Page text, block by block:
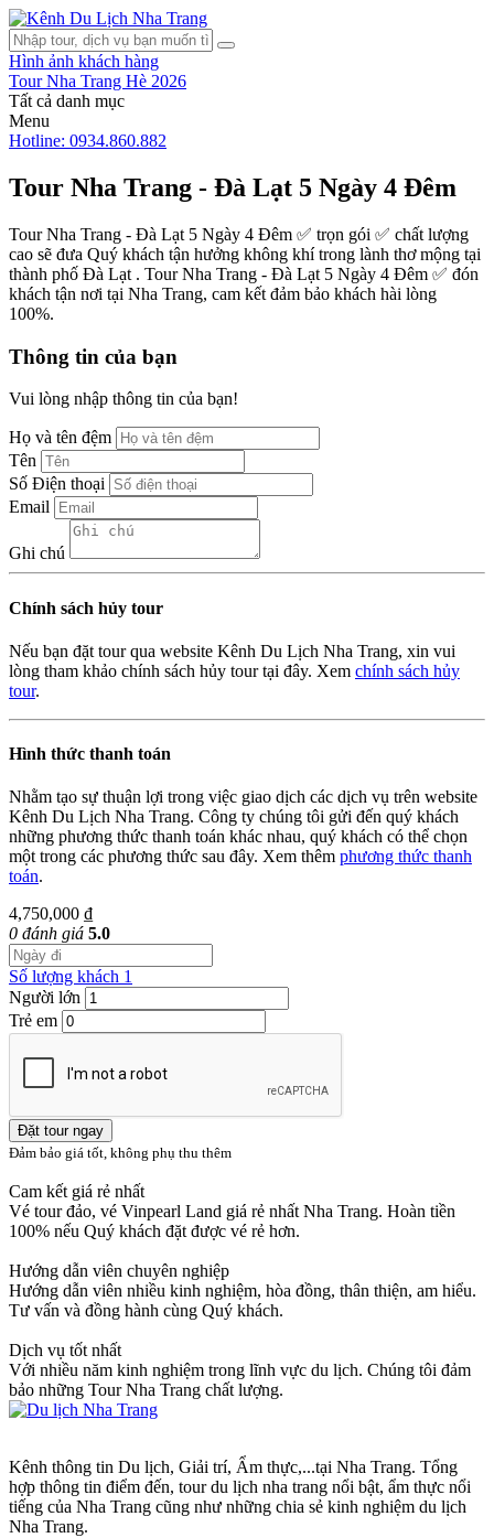
Hình ảnh khách hàng
Tour Nha Trang Hè 2026
Tất cả danh mục
Menu
Hotline: 0934.860.882
Tour Nha Trang - Đà Lạt 5 Ngày 4 Đêm
Tour Nha Trang - Đà Lạt 5 Ngày 4 Đêm ✅ trọn gói ✅ chất lượng
cao sẽ đưa Quý khách tận hưởng không khí trong lành thơ mộng tại
thành phố Đà Lạt . Tour Nha Trang - Đà Lạt 5 Ngày 4 Đêm ✅ đón
khách tận nơi tại Nha Trang, cam kết đảm bảo khách hài lòng
100%.
Thông tin của bạn
Vui lòng nhập thông tin của bạn!
Họ và tên đệm
Tên
Số Điện thoại
Email
Ghi chú
Chính sách hủy tour
Nếu bạn đặt tour qua website Kênh Du Lịch Nha Trang, xin vui
lòng tham khảo chính sách hủy tour tại đây. Xem chính sách hủy
tour.
Hình thức thanh toán
Nhằm tạo sự thuận lợi trong việc giao dịch các dịch vụ trên website
Kênh Du Lịch Nha Trang. Công ty chúng tôi gửi đến quý khách
những phương thức thanh toán khác nhau, quý khách có thể chọn
một trong các phương thức sau đây. Xem thêm phương thức thanh
toán.
4,750,000 ₫
0 đánh giá 5.0
Số lượng khách 1
Người lớn
Trẻ em
Đặt tour ngay
Đảm bảo giá tốt, không phụ thu thêm
Cam kết giá rẻ nhất
Vé tour đảo, vé Vinpearl Land giá rẻ nhất Nha Trang. Hoàn tiền
100% nếu Quý khách đặt được vé rẻ hơn.
Hướng dẫn viên chuyên nghiệp
Hướng dẫn viên nhiều kinh nghiệm, hòa đồng, thân thiện, am hiểu.
Tư vấn và đồng hành cùng Quý khách.
Dịch vụ tốt nhất
Với nhiều năm kinh nghiệm trong lĩnh vực du lịch. Chúng tôi đảm
bảo những Tour Nha Trang chất lượng.
Kênh thông tin Du lịch, Giải trí, Ẩm thực,...tại Nha Trang. Tổng
hợp thông tin điểm đến, tour du lịch nha trang nổi bật, ẩm thực nổi
tiếng của Nha Trang cũng như những chia sẻ kinh nghiệm du lịch
Nha Trang.